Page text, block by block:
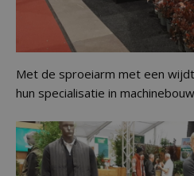
Met de sproeiarm met een
hun specialisatie in